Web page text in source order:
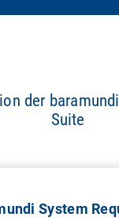
der
Suite
System